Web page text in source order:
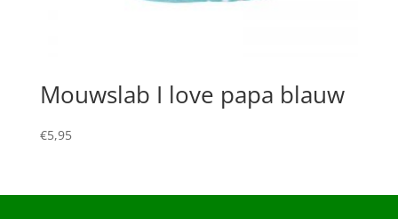
Mouwslab I love papa blauw
€5,95